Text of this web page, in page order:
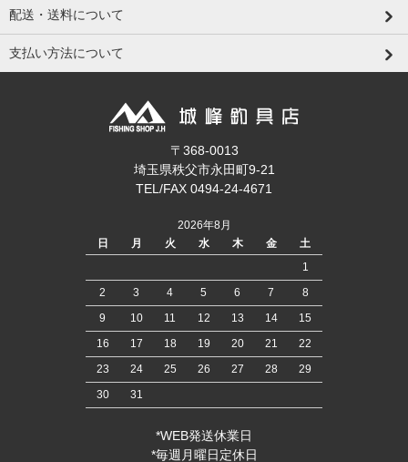
配送・送料について
支払い方法について
〒368-0013
埼玉県秩父市永田町9-21
TEL/FAX 0494-24-4671
2026年8月
日
月 火 水 木 金
土
1
2
3 4 5 6 7
8
9
10 11 12 13 14
15
16
17 18 19 20 21
22
23
24 25 26 27 28
29
30
31
*WEB発送休業日
*毎週月曜日定休日